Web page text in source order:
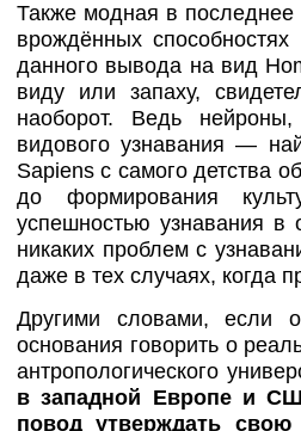
Также модная в
врождённых
данного вывода на вид
виду или запаху,
наоборот. Ведь
видового узнавания —
Sapiens с самого детства
до формирования
успешностью узнавания в
никаких проблем с
даже в тех случаях, когда
Другими словами, если
основания говорить о
антропологического
в западной Европе и
повод утверждать свою